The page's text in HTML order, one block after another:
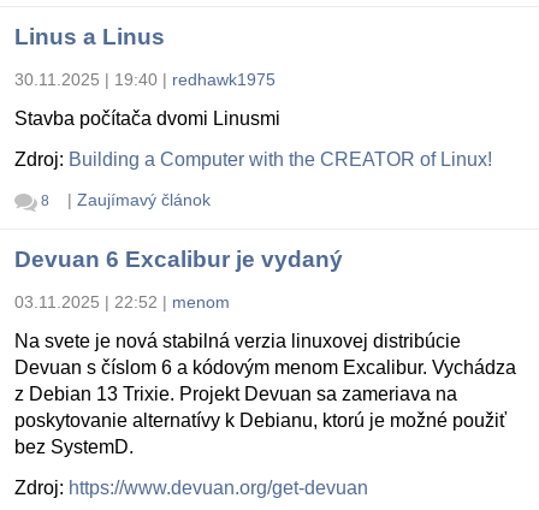
Linus a Linus
30.11.2025 | 19:40 | redhawk1975
Stavba počítača dvomi Linusmi
Zdroj: Building a Computer with the CREATOR of Linux!
8 | Zaujímavý článok
Devuan 6 Excalibur je vydaný
03.11.2025 | 22:52 | menom
Na svete je nová stabilná verzia linuxovej distribúcie
Devuan s číslom 6 a kódovým menom Excalibur. Vychádza
z Debian 13 Trixie. Projekt Devuan sa zameriava na
poskytovanie alternatívy k Debianu, ktorú je možné použiť
bez SystemD.
Zdroj: https://www.devuan.org/get-devuan